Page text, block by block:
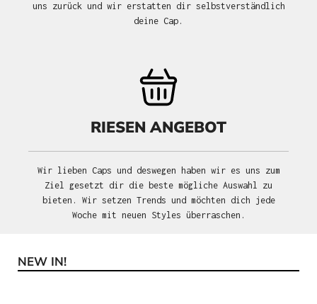
uns zurück und wir erstatten dir selbstverständlich
deine Cap.
RIESEN ANGEBOT
Wir lieben Caps und deswegen haben wir es uns zum
Ziel gesetzt dir die beste mögliche Auswahl zu
bieten. Wir setzen Trends und möchten dich jede
Woche mit neuen Styles überraschen.
Produktgalerie überspringen
NEW IN!